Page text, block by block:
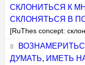
СКЛОНИТЬСЯ К
СКЛОНЯТЬСЯ В
[RuThes concept:
ДУМАТЬ, ИМЕТЬ